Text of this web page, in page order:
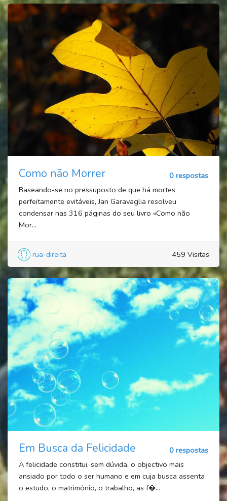
Como não Morrer
0 respostas
Baseando-se no pressuposto de que há mortes
perfeitamente evitáveis, Jan Garavaglia resolveu
condensar nas 316 páginas do seu livro «Como não
Mor...
rua-direita 459 Visitas
Em Busca da Felicidade
0 respostas
A felicidade constitui, sem dúvida, o objectivo mais
ansiado por todo o ser humano e em cuja busca assenta
o estudo, o matrimónio, o trabalho, as f�...